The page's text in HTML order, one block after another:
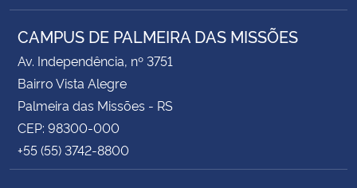
CAMPUS DE PALMEIRA DAS MISSÕES
Av. Independência, nº 3751
Bairro Vista Alegre
Palmeira das Missões - RS
CEP: 98300-000
+55 (55) 3742-8800